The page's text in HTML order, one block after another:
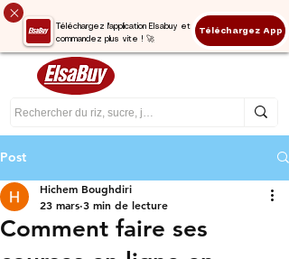
Téléchargez l'application Elsabuy et
commandez plus vite ! 🚀
Téléchargez App
Post
Comment faire ses
Hichem Boughdiri
23 mars 3 min de lecture